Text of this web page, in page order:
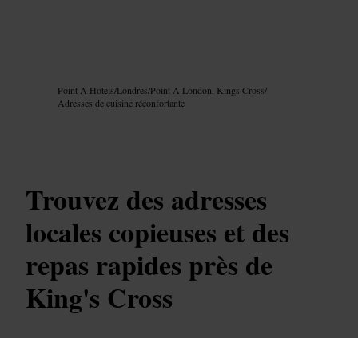
Point A Hotels/Londres/Point A London, Kings Cross/
Adresses de cuisine réconfortante
Trouvez des adresses
locales copieuses et des
repas rapides près de
King's Cross